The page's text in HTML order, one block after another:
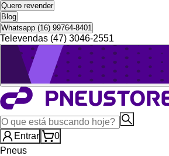
Quero revender
Blog
Whatsapp (16) 99764-8401
Televendas (47) 3046-2551
Entrar
0
Pneus